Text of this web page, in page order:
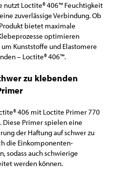
nutzt Loctite® 406™ Feuchtigkeit
zuverlässige Verbindung. Ob
bietet maximale
optimieren
Kunststoffe und Elastomere
– Loctite® 406™.
zu klebenden
406 mit Loctite Primer 770
Diese Primer spielen eine
der Haftung auf schwer zu
die Einkomponenten-
sodass auch schwierige
werden können.